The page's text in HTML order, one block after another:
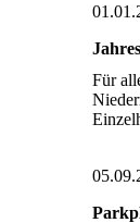
Für